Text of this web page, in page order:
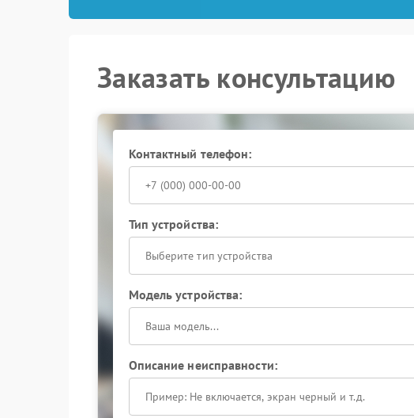
Заказать консультацию
Контактный телефон:
Тип устройства:
Выберите тип устройства
Модель устройства:
Описание неисправности: